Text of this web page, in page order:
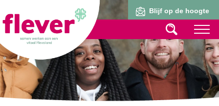
Blijf op de hoogte